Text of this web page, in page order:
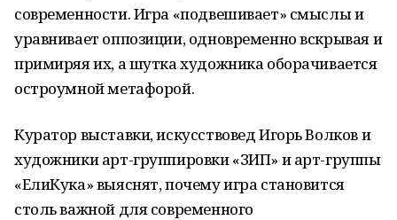
современности. Игра «подвешивает» смыслы и
уравнивает оппозиции, одновременно вскрывая и
примиряя их, а шутка художника оборачивается
остроумной метафорой.
Куратор выставки, искусствовед Игорь Волков и
художники арт-группировки «ЗИП» и арт-группы
«ЕлиКука» выяснят, почему игра становится
столь важной для современного